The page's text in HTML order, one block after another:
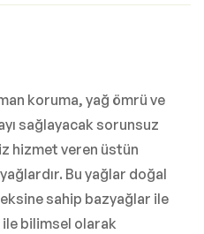
koruma, yağ ömrü ve
sağlayacak sorunsuz
hizmet veren üstün
Bu yağlar doğal
sahip bazyağlar ile
bilimsel olarak